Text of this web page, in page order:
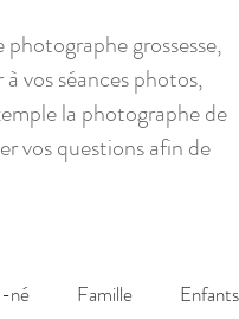
grossesse,
vos séances photos,
la photographe de
vos questions afin de
né Famille Enfants